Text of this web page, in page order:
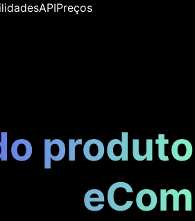
APIPreços